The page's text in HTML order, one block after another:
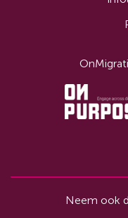
Neem ook